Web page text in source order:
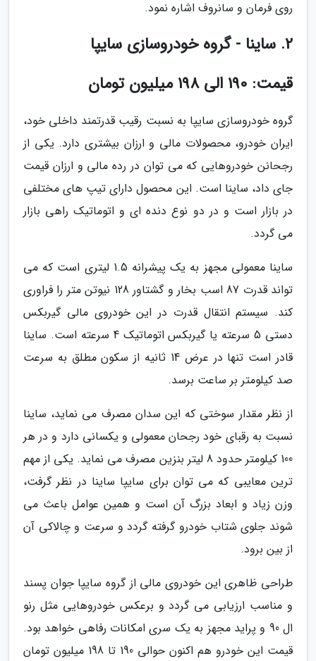
روی فرمان و سانروف اشاره نمود.
2. ساینا - گروه خودروسازی سایپا
قیمت: 190 الی 198 میلیون تومان
گروه خودروسازی سایپا به نسبت رقیب قدرتمند داخلی خود،
ایران خودرو، محصولات مالی و ارزان بیشتری دارد. یکی از
رجحانن خودروهایی که می توان در رده مالی و ارزان قیمت
جای داد، ساینا است. این محصول دارای تیپ های مختلفی
در بازار است و در دو نوع دنده ای و اتوماتیک راهی بازار
می گردد.
ساینا معمولی مجهز به یک پیشرانه 1.5 لیتری است که می
تواند قدرت 87 اسب بخار و گشتاور 128 نیوتن متر را فراوری
کند. سیستم انتقال قدرت در این خودروی مالی گیربکس
دستی 5 سرعته یا گیربکس اتوماتیک 4 سرعته است. ساینا
قادر است تنها در عرض 14 ثانیه از سکون مطلق به سرعت
صد کیلومتر بر ساعت برسد.
از نظر مقدار سوختی که این سدان مصرف می نماید، ساینا
نسبت به رقبای خود رجحان معمولی و یکسانی دارد و در هر
100 کیلومتر حدود 8 لیتر بنزین مصرف می نماید. یکی از مهم
ترین معایبی که می توان برای سایپا ساینا در نظر گرفت،
وزن زیاد و ابعاد بزرگ آن است و همین عوامل باعث می
شوند جلوی شتاب خودرو گرفته گردد و سرعت و چالاکی آن
از بین برود.
طراحی ظاهری این خودروی مالی از گروه سایپا جوان پسند
و مناسب ارزیابی می گردد و برعکس خودروهایی مثل رنو
ال 90 و پراید مجهز به یک سری امکانات رفاهی خواهد بود.
قیمت این خودرو هم اکنون حوالی 190 تا 198 میلیون تومان